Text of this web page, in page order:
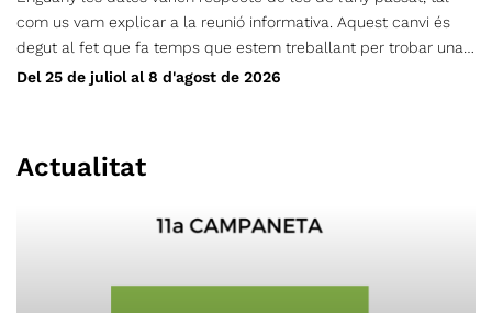
com us vam explicar a la reunió informativa. Aquest canvi és
degut al fet que fa temps que estem treballant per trobar una
zona adequada en un entorn proper i de muntanya, i després
Dates: del 25 de juliol al 8 d’agost de 2026 Ubicació: , a la Val-
Bexanelle ofereixen un bon entorn per gaudir de la muntanya,
Del 25 de juliol al 8 d'agost de 2026
Actualitat